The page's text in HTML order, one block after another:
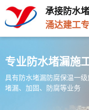
承接防水
涌达建工
专业防水堵漏施
具有防水堵漏防腐保温一级
堵漏、加固、防腐等业务